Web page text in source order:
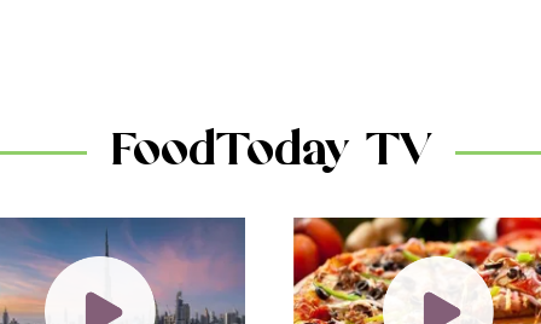
FoodToday TV